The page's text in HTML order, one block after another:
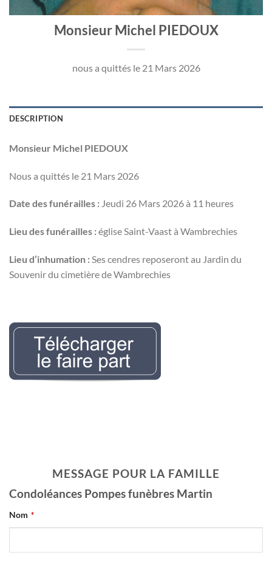
Monsieur Michel PIEDOUX
nous a quittés le 21 Mars 2026
DESCRIPTION
Monsieur Michel PIEDOUX
Nous a quittés le 21 Mars 2026
Date des funérailles : Jeudi 26 Mars 2026 à 11 heures
Lieu des funérailles :église Saint-Vaast à Wambrechies
Lieu d’inhumation :Ses cendres reposeront au Jardin du
Souvenir du cimetière de Wambrechies
MESSAGE POUR LA FAMILLE
Condoléances Pompes funèbres Martin
Nom *